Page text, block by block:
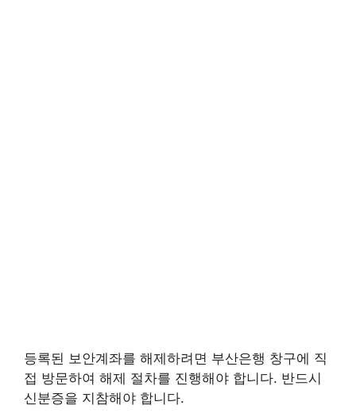
등록된 보안계좌를 해제하려면 부산은행 창구에 직
접 방문하여 해제 절차를 진행해야 합니다. 반드시
신분증을 지참해야 합니다.